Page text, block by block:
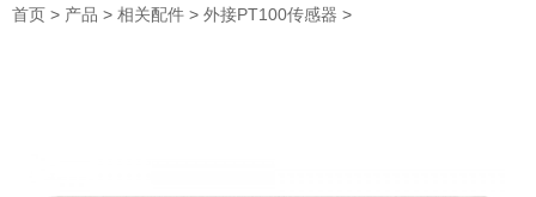
首页 > 产品 > 相关配件 > 外接PT100传感器 >